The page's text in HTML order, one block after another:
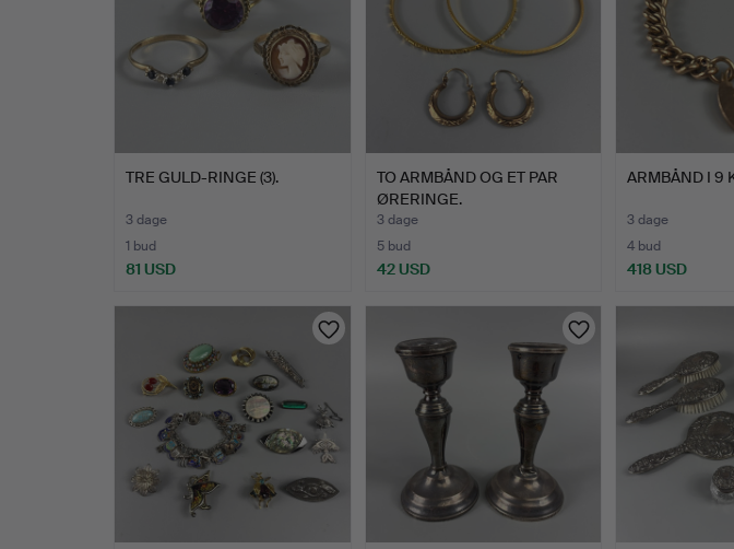
TRE GULD-RINGE (3).
3 dage
1 bud
81 USD
TO ARMBÅND OG ET PAR
ØRERINGE.
3 dage
5 bud
42 USD
ARMBÅND I 9
3 dage
4 bud
418 USD